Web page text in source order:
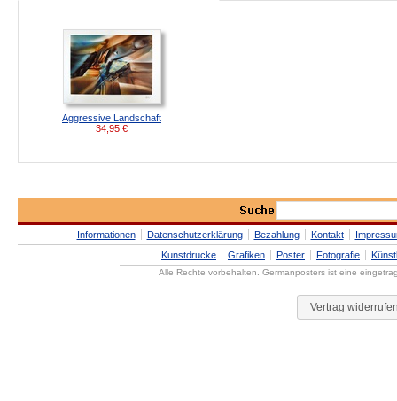
Aggressive Landschaft
34,95 €
Informationen Datenschutzerklärung Bezahlung Kontakt
Kunstdrucke
Grafiken Poster Fotografie
Alle Rechte vorbehalten. Germanposters ist eine
Vertrag